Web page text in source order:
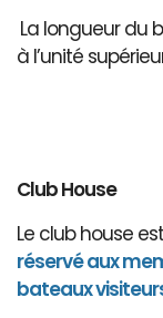
La longueur du
à l’unité
Club House
Le club house
réservé aux
bateaux